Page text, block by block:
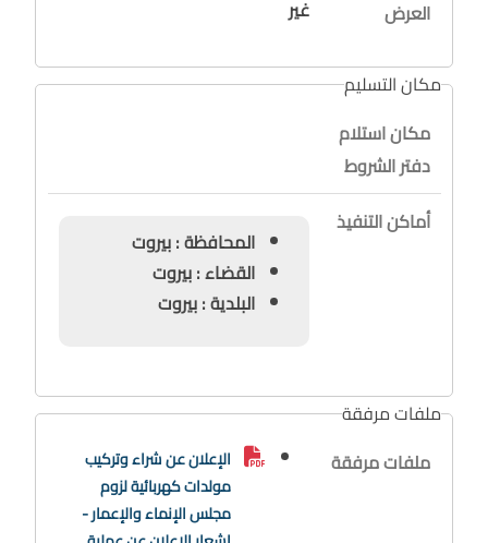
العرض غير
مكان التسليم
مكان استلام
دفتر الشروط
أماكن التنفيذ
المحافظة : بيروت
القضاء : بيروت
البلدية : بيروت
ملفات مرفقة
ملفات مرفقة
الإعلان عن شراء وتركيب
مولدات كهربائية لزوم
مجلس الإنماء والإعمار -